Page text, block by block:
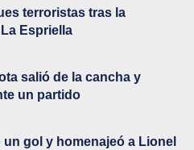
terroristas tras la
Espriella
salió de la cancha y
un partido
gol y homenajeó a Lionel